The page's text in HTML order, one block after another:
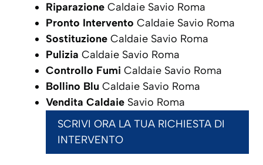
Riparazione Caldaie Savio Roma
Pronto Intervento Caldaie Savio Roma
Sostituzione Caldaie Savio Roma
Pulizia Caldaie Savio Roma
Controllo Fumi Caldaie Savio Roma
Bollino Blu Caldaie Savio Roma
Vendita Caldaie Savio Roma
SCRIVI ORA LA TUA RICHIESTA DI
INTERVENTO